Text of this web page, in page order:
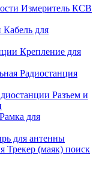
Измеритель КСВ
Кабель для
Крепление для
Радиостанция
Разъем и
Рамка для
для антенны
Трекер (маяк) поиск